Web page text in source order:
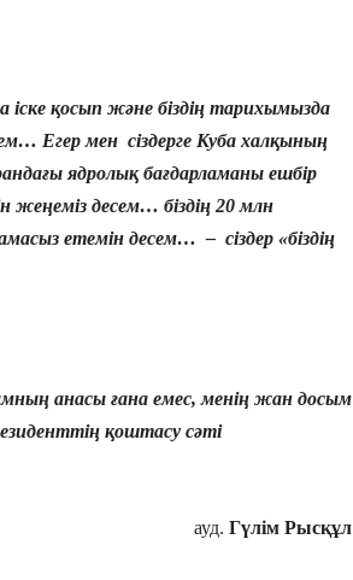
іске қосып және біздің тарихымызда
Егер мен сіздерге Куба халқының
ядролық бағдарламаны ешбір
жеңеміз десем… біздің 20 млн
етемін десем… – сіздер «біздің
анасы ғана емес, менің жан досым
қоштасу сәті
ауд. Гүлім Рысқұл